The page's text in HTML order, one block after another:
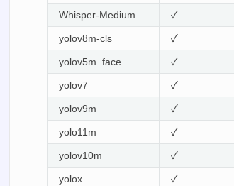
Whisper-Medium ✓
yolov8m-cls ✓
yolov5m_face ✓
yolov7 ✓
yolov9m ✓
yolo11m ✓
yolov10m ✓
yolox ✓